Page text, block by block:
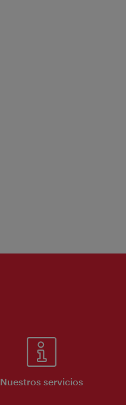
Nuestros servicios